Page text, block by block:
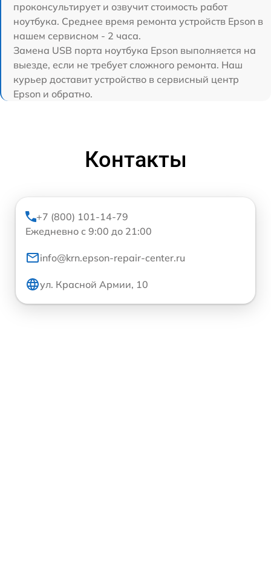
проконсультирует и озвучит стоимость работ
ноутбука. Среднее время ремонта устройств Epson в
нашем сервисном - 2 часа.
Замена USB порта ноутбука Epson выполняется на
выезде, если не требует сложного ремонта. Наш
курьер доставит устройство в сервисный центр
Epson и обратно.
Контакты
+7 (800) 101-14-79
Ежедневно с 9:00 до 21:00
info@krn.epson-repair-center.ru
ул. Красной Армии, 10